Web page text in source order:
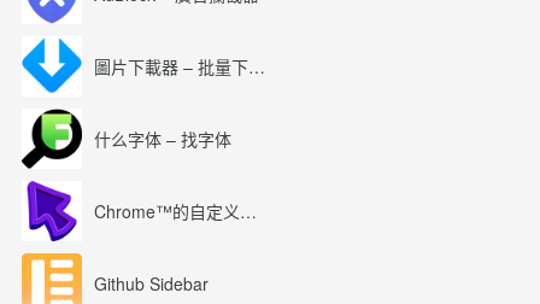
圖片下載器 – 批量下載圖片
什么字体 – 找字体
Chrome™的自定义光标
Github Sidebar